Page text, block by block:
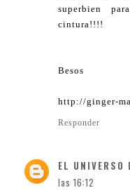
superbien
cintura!!!!
Besos
http://ginger-
Responder
EL UNIVERSO
las 16:12